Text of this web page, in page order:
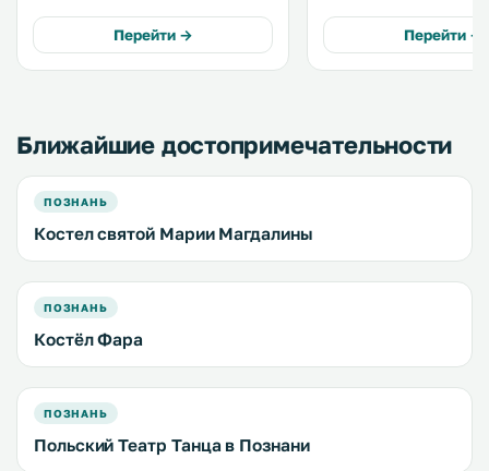
прекрасный вид на деревню и
близлежащие луга. К услугам
гостей классически оформленные
Перейти →
для загара и
приготовления
Перейти →
Ближайшие достопримечательности
ПОЗНАНЬ
Костел святой Марии Магдалины
ПОЗНАНЬ
Костёл Фара
ПОЗНАНЬ
Польский Театр Танца в Познани